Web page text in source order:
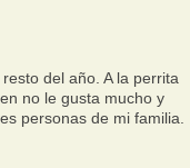
del año. A la perrita
no le gusta mucho y
personas de mi familia.